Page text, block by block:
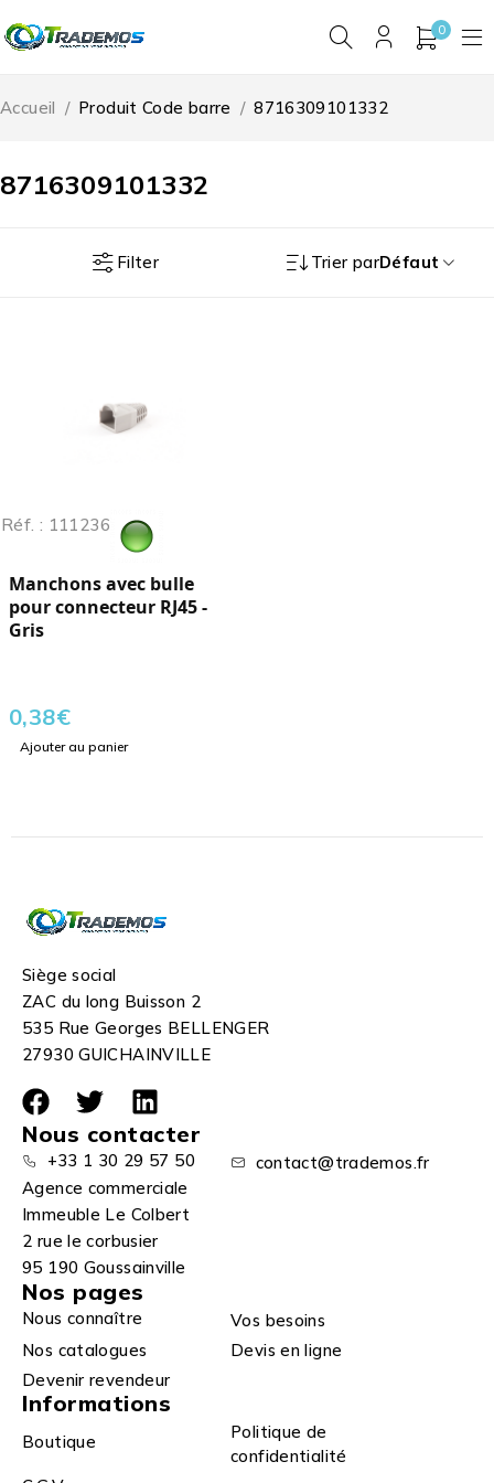
0
8716309101332
Accueil / Produit Code barre / 8716309101332
Filter Trier parDéfaut
Réf. : 111236
Manchons avec bulle
pour connecteur RJ45 -
Gris
0,38€
Ajouter au panier
Siège social
ZAC du long Buisson 2
535 Rue Georges BELLENGER
27930 GUICHAINVILLE
Nous contacter
+33 1 30 29 57 50
contact@trademos.fr
Agence commerciale
Immeuble Le Colbert
2 rue le corbusier
95 190 Goussainville
Nos pages
Nous connaître
Vos besoins
Nos catalogues
Devis en ligne
Devenir revendeur
Informations
Boutique
Politique de
confidentialité